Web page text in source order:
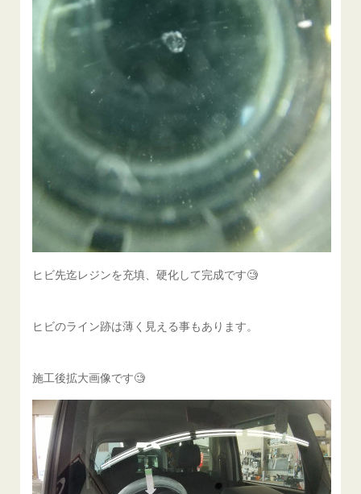
ヒビ先迄レジンを充填、硬化して完成です🧐
ヒビのライン跡は薄く見える事もあります。
施工後拡大画像です🧐